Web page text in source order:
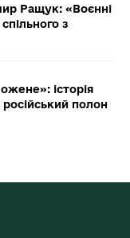
Ращук: «Воєнні
з
історія
полон